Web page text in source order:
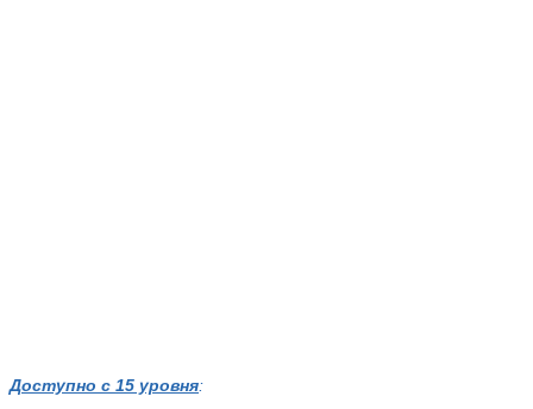
Доступно с 15 уровня: